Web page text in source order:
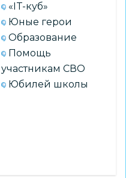
«IT-куб»
Юные герои
Образование
Помощь
участникам СВО
Юбилей школы